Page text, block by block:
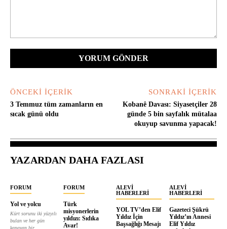
ÖNCEKI İÇERIK
3 Temmuz tüm zamanların en
sıcak günü oldu
SONRAKI İÇERIK
Kobanê Davası: Siyasetçiler 28
günde 5 bin sayfalık mütalaa
okuyup savunma yapacak!
YAZARDAN DAHA FAZLASI
FORUM
Yol ve yolcu
Kürt sorunu iki yüzyılı
bulan ve her gün
kanayan bir
FORUM
Türk
misyonerlerin
yıldızı: Sıdıka
Avar!
ALEVI
HABERLERI
YOL TV’den Elif
Yıldız İçin
Başsağlığı Mesajı
ALEVI
HABERLERI
Gazeteci Şükrü
Yıldız’ın Annesi
Elif Yıldız